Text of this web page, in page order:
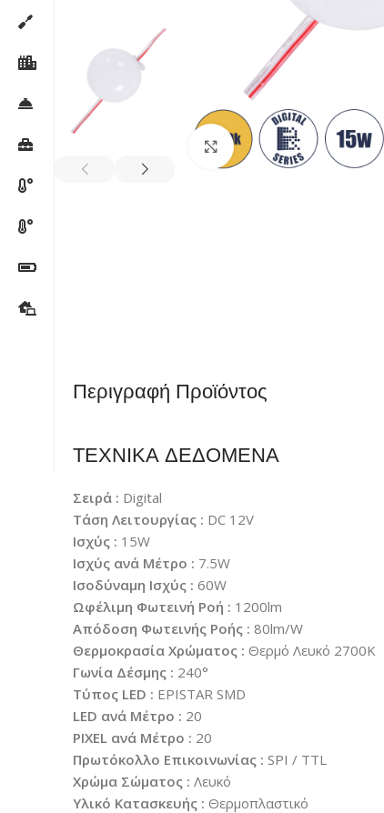
Κλικ για μεγέθυνση
Περιγραφή Προϊόντος
ΤΕΧΝΙΚΑ ΔΕΔΟΜΕΝΑ
Σειρά : Digital
Τάση Λειτουργίας : DC 12V
Ισχύς : 15W
Ισχύς ανά Μέτρο : 7.5W
Ισοδύναμη Ισχύς : 60W
Ωφέλιμη Φωτεινή Ροή : 1200lm
Απόδοση Φωτεινής Ροής : 80lm/W
Θερμοκρασία Χρώματος : Θερμό Λευκό 2700K
Γωνία Δέσμης : 240°
Τύπος LED : EPISTAR SMD
LED ανά Μέτρο : 20
PIXEL ανά Μέτρο : 20
Πρωτόκολλο Επικοινωνίας : SPI / TTL
Χρώμα Σώματος : Λευκό
Υλικό Κατασκευής : Θερμοπλαστικό